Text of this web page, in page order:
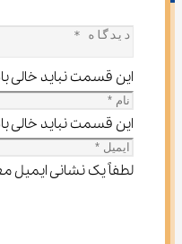
این قسمت نباید خالی
این قسمت نباید خالی
لطفاً یک نشانی ایمیل